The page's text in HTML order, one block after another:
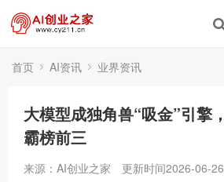
首页 AI资讯 业界资讯
大模型成独角兽“吸金”引擎
霸榜前三
来源：AI创业之家 更新时间2026-06-